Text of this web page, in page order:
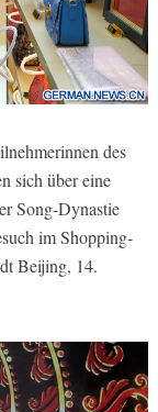
des
sich über eine
Song-Dynastie
im Shopping-
Beijing, 14.